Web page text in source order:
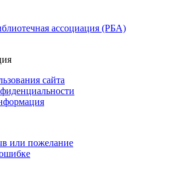
ассоциация (РБА)
сайта
или пожелание